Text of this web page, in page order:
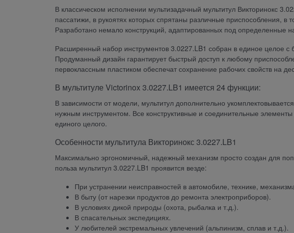
В классическом исполнении мультизадачный мультитул Викторинокс
пассатижи, в рукоятях которых спрятаны различные приспособления, в
Разработано немало конструкций, адаптированных под определенные
Расширенный набор инструментов 3.0227.LB1 собран в единое целое с
Продуманный дизайн гарантирует быстрый доступ к любому
первоклассным пластиком обеспечат сохранение рабочих свойств на
В мультитуле Victorinox 3.0227.LB1 имеется 24 функции:
В зависимости от модели, мультитул дополнительно
нужным инструментом. Все конструктивные и соединительные
единого целого.
Особенности мультитула Викторинокс 3.0227.LB1
Максимально эргономичный, надежный механизм просто создан для
польза мультитул 3.0227.LB1 проявится везде:
При устранении неисправностей в автомобиле, технике,
В быту (от нарезки продуктов до ремонта электроприборов).
В условиях дикой природы (охота, рыбалка и т.д.).
В спасательных экспедициях.
У любителей экстремальных увлечений (альпинизм, сплав и т.д.).